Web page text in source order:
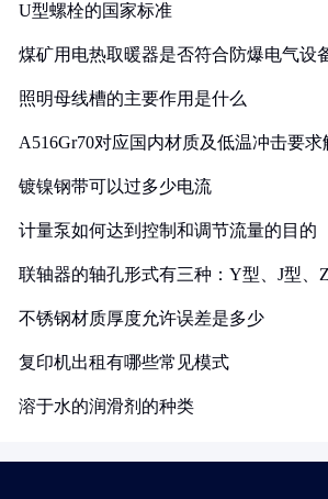
U型螺栓的国家标准
煤矿用电热取暖器是否符合防爆电气设
照明母线槽的主要作用是什么
A516Gr70对应国内材质及低温冲击要求
镀镍钢带可以过多少电流
计量泵如何达到控制和调节流量的目的
联轴器的轴孔形式有三种：Y型、J型、
不锈钢材质厚度允许误差是多少
复印机出租有哪些常见模式
溶于水的润滑剂的种类